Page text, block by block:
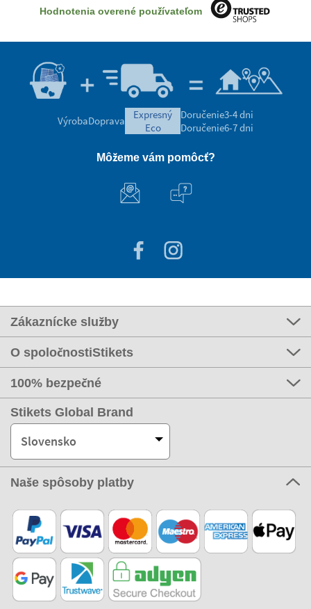
Hodnotenia overené používateľom
VýrobaDoprava
expresný
eco
Doručenie3-4 dni
Doručenie6-7 dni
Môžeme vám pomôcť?
Zákaznícke služby
O spoločnostiStikets
100% bezpečné
Stikets Global Brand
Slovensko
Naše spôsoby platby